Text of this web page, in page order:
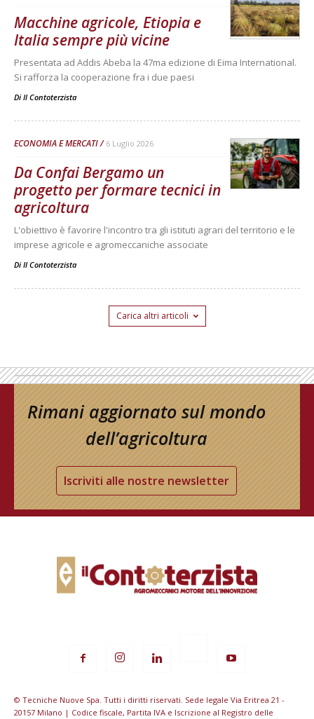
Macchine agricole, Etiopia e
Italia sempre più vicine
Presentata ad Addis Abeba la 47ma edizione di Eima International.
Si rafforza la cooperazione fra i due paesi
Di Il Contoterzista
ECONOMIA E MERCATI 6 Luglio 2026
Da Confai Bergamo un
progetto per formare tecnici in
agricoltura
L'obiettivo è favorire l'incontro tra gli istituti agrari del territorio e le
imprese agricole e agromeccaniche associate
Di Il Contoterzista
Carica altri articoli
Rimani aggiornato sul mondo
dell’agricoltura
Iscriviti alle nostre newsletter
© Tecniche Nuove Spa. Tutti i diritti riservati. Sede legale Via Eritrea 21 -
20157 Milano | Codice fiscale, Partita IVA e Iscrizione al Registro delle